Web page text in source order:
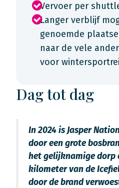
Vervoer per
Langer verblijf
genoemde
naar de vele
voor
Dag tot dag
In 2024 is Jasper
door een grote
het gelijknamige dorp
kilometer van de
door de brand